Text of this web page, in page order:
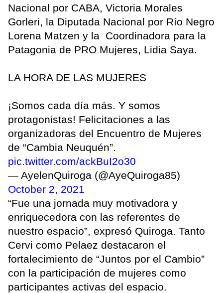
Nacional por CABA, Victoria Morales
Gorleri, la Diputada Nacional por Río Negro
Lorena Matzen y la Coordinadora para la
Patagonia de PRO Mujeres, Lidia Saya.
LA HORA DE LAS MUJERES ⁣
¡Somos cada día más. Y somos
protagonistas! Felicitaciones a las
organizadoras del Encuentro de Mujeres
de “Cambia Neuquén”.
pic.twitter.com/ackBuI2o30
— AyelenQuiroga (@AyeQuiroga85)
October 2, 2021
“Fue una jornada muy motivadora y
enriquecedora con las referentes de
nuestro espacio”, expresó Quiroga. Tanto
Cervi como Pelaez destacaron el
fortalecimiento de “Juntos por el Cambio”
con la participación de mujeres como
participantes activas del espacio.